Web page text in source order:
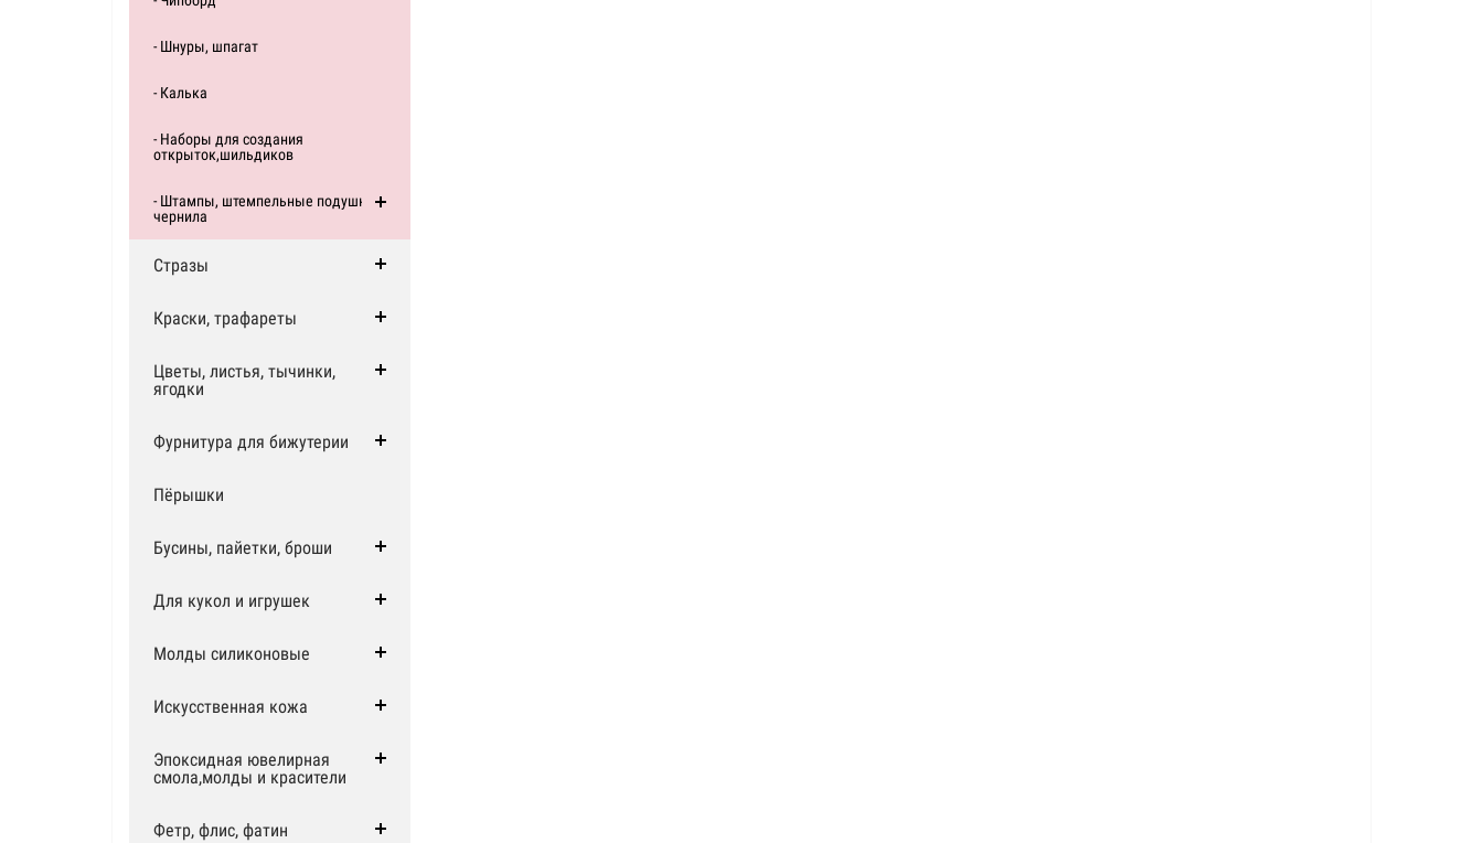
- Шнуры, шпагат
- Калька
- Наборы для создания
открыток,шильдиков
- Штампы, штемпельные подушки,
чернила
Стразы
Краски, трафареты
Цветы, листья, тычинки,
ягодки
Фурнитура для бижутерии
Пёрышки
Бусины, пайетки, броши
Для кукол и игрушек
Молды силиконовые
Искусственная кожа
Эпоксидная ювелирная
смола,молды и красители
Фетр, флис, фатин